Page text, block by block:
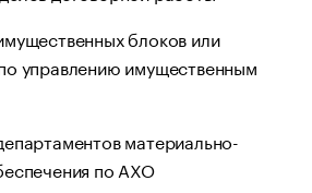
блоков или
управлению имущественным
материально-
по АХО